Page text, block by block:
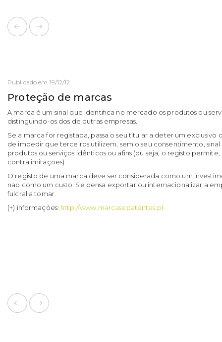
Publicado em 19/12/12
Proteção de marcas
A marca é um sinal que identifica no mercado os produtos ou
distinguindo-os dos de outras empresas.
Se a marca for registada, passa o seu titular a deter um
de impedir que terceiros utilizem, sem o seu consentimento,
produtos ou serviços idênticos ou afins (ou seja, o registo
contra imitações).
O registo de uma marca deve ser considerada como um
não como um custo. Se pensa exportar ou internacionalizar a
fulcral a tomar.
(+) informações: http://www.marcasepatentes.pt